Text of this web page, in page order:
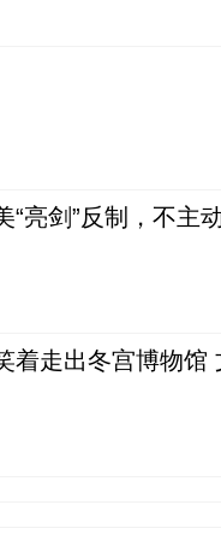
“亮剑”反制，不主
着走出冬宫博物馆